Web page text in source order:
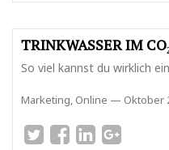
TRINKWASSER IM
So viel kannst du wirklich
Marketing, Online — Oktober